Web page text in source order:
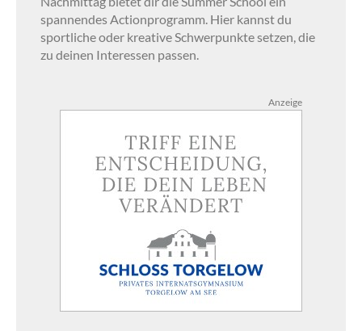
spannendes Actionprogramm. Hier kannst du
sportliche oder kreative Schwerpunkte setzen, die
zu deinen Interessen passen.
Anzeige